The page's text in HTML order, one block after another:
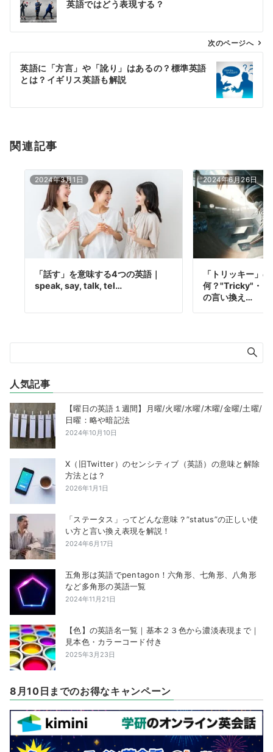
ン
英語ではどう表現する？
次のページへ
英語に「方言」や「訛り」はあるの？標準英語
とは？イギリス英語も解説
関連記事
2024年3月1日
「話す」を意味する4つの英語｜
speak, say, talk, tel…
2024年6月26日
「トリッキー」
何？"Tricky"・ト
の言い換え…
人気記事
【曜日の英語１週間】月曜/火曜/水曜/木曜/金曜/土曜/
日曜：略や暗記法
2024年10月10日
X（旧Twitter）のセンシティブ（英語）の意味と解除
方法とは？
2026年1月1日
「ステータス」ってどんな意味？”status”の正しい使
い方と言い換え表現を解説！
2024年6月17日
五角形は英語でpentagon！六角形、七角形、八角形
など多角形の英語一覧
2024年11月21日
【色】の英語名一覧｜基本２３色から濃淡表現まで｜
見本色・カラーコード付き
2025年3月23日
8月10日までのお得なキャンペーン